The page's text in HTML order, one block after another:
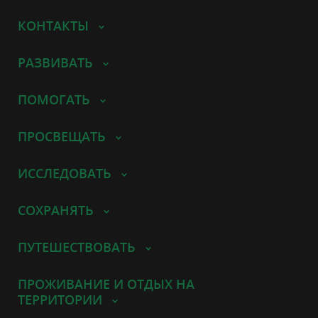
КОНТАКТЫ
РАЗВИВАТЬ
ПОМОГАТЬ
ПРОСВЕЩАТЬ
ИССЛЕДОВАТЬ
СОХРАНЯТЬ
ПУТЕШЕСТВОВАТЬ
ПРОЖИВАНИЕ И ОТДЫХ НА
ТЕРРИТОРИИ